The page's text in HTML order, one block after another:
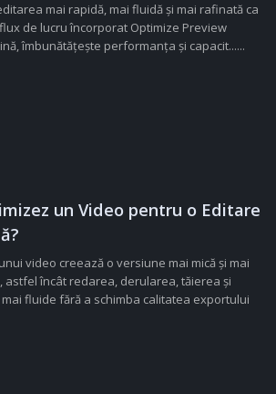
mai rapidă, mai fluidă și mai rafinată ca
de lucru încorporat Optimize Preview
îmbunătățește performanța și capacit......
un Video pentru o Editare
video creează o versiune mai mică și mai
astfel încât redarea, derularea, tăierea și
fluide fără a schimba calitatea exportului